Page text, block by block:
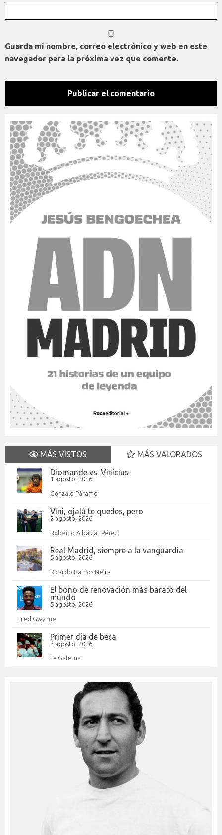
Guarda mi nombre, correo electrónico y web en este
navegador para la próxima vez que comente.
MÁS VISTOS
MÁS VALORADOS
Diomande vs. Vinícius
1 agosto, 2026
Gonzalo Páramo
Vini, ojalá te quedes, pero
2 agosto, 2026
Roberto Albáizar Pérez
Real Madrid, siempre a la vanguardia
5 agosto, 2026
Ricardo Ramos Neira
El bono de renovación más barato del
mundo
5 agosto, 2026
Fred Gwynne
Primer día de beca
3 agosto, 2026
La Galerna